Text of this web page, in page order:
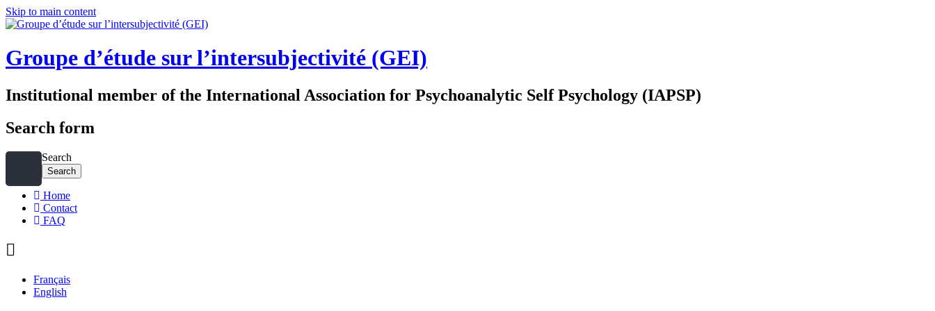
Skip to main content
Groupe d’étude sur l’intersubjectivité (GEI)
Institutional member of the International Association for Psychoanalytic Self Psychology (IAPSP)
Search form
Search
Home
Contact
FAQ
Français
English